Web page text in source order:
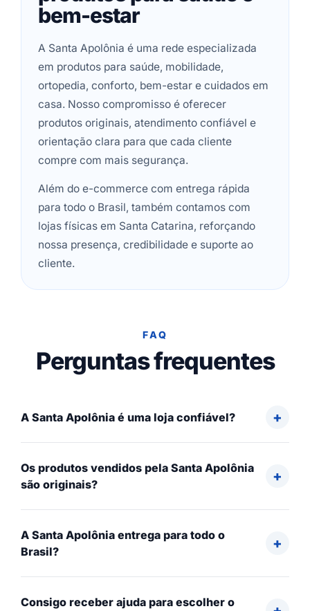
bem-estar
A Santa Apolônia é uma rede especializada
em produtos para saúde, mobilidade,
ortopedia, conforto, bem-estar e cuidados em
casa. Nosso compromisso é oferecer
produtos originais, atendimento confiável e
orientação clara para que cada cliente
compre com mais segurança.
Além do e-commerce com entrega rápida
para todo o Brasil, também contamos com
lojas físicas em Santa Catarina, reforçando
nossa presença, credibilidade e suporte ao
cliente.
FAQ
Perguntas frequentes
A Santa Apolônia é uma loja confiável?
Os produtos vendidos pela Santa Apolônia
são originais?
A Santa Apolônia entrega para todo o
Brasil?
Consigo receber ajuda para escolher o